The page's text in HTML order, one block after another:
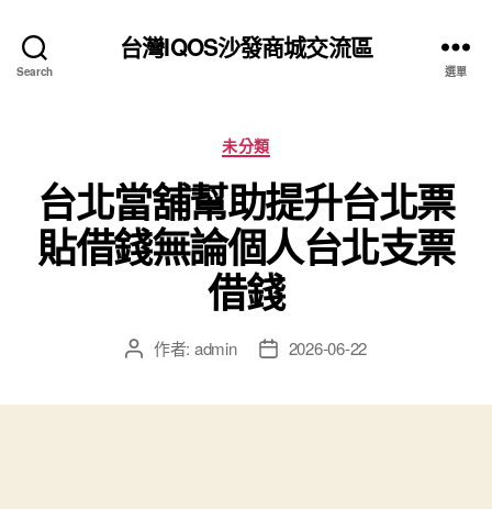
Search
台灣IQOS沙發商城交流區
選單
分
類
未分類
台北當舖幫助提升台北票
貼借錢無論個人台北支票
借錢
文 作者: admin
文 2026-06-22